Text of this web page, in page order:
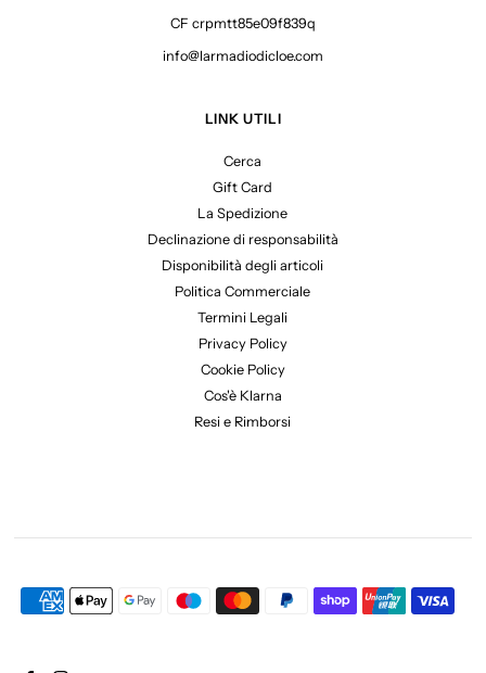
CF crpmtt85e09f839q
info@larmadiodicloe.com
LINK UTILI
Cerca
Gift Card
La Spedizione
Declinazione di responsabilità
Disponibilità degli articoli
Politica Commerciale
Termini Legali
Privacy Policy
Cookie Policy
Cos'è Klarna
Resi e Rimborsi